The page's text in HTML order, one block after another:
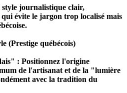
journalistique clair,
évite le jargon trop localisé mais
(Prestige québécois)
: Positionnez l'origine
de l'artisanat et de la "lumière
avec la tradition du